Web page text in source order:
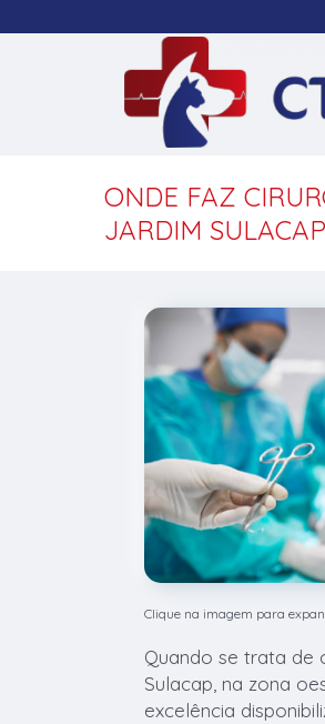
ONDE FAZ
JARDIM SULACAP
Clique na imagem para
Quando se trata de
Sulacap, na zona
excelência